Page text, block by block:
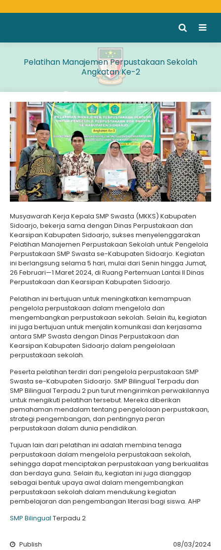
Pelatihan Manajemen Perpustakaan Sekolah
Angkatan Ke-2
Musyawarah Kerja Kepala SMP Swasta (MKKS) Kabupaten
Sidoarjo, bekerja sama dengan Dinas Perpustakaan dan
Kearsipan Kabupaten Sidoarjo, sukses menyelenggarakan
Pelatihan Manajemen Perpustakaan Sekolah untuk Pengelola
Perpustakaan SMP Swasta se-Kabupaten Sidoarjo. Kegiatan
ini berlangsung selama 5 hari, mulai dari Senin hingga Jumat,
26 Februari—1 Maret 2024, di Ruang Pertemuan Lantai II Dinas
Perpustakaan dan Kearsipan Kabupaten Sidoarjo.
Pelatihan ini bertujuan untuk meningkatkan kemampuan
pengelola perpustakaan dalam mengelola dan
mengembangkan perpustakaan sekolah. Selain itu, kegiatan
ini juga bertujuan untuk menjalin komunikasi dan kerjasama
antara SMP Swasta dengan Dinas Perpustakaan dan
Kearsipan Kabupaten Sidoarjo dalam pengelolaan
perpustakaan sekolah.
Peserta pelatihan terdiri dari pengelola perpustakaan SMP
Swasta se-Kabupaten Sidoarjo. SMP Bilingual Terpadu dan
SMP Bilingual Terpadu 2 pun turut mengirimkan perwakilannya
untuk mengikuti pelatihan tersebut. Mereka diberikan
pemahaman mendalam tentang pengelolaan perpustakaan,
strategi pengembangan, dan pentingnya peran
perpustakaan dalam dunia pendidikan.
Tujuan lain dari pelatihan ini adalah membina tenaga
perpustakaan dalam mengelola perpustakaan sekolah,
sehingga dapat menciptakan perpustakaan yang berkualitas
dan berdaya guna. Selain itu, kegiatan ini juga dianggap
sebagai bentuk upaya awal dalam mengembangkan
perpustakaan sekolah dalam mendukung kegiatan
pembelajaran dan pengembangan literasi bagi siswa. AHP
SMP Bilingual Terpadu 2
Publish
08/03/2024